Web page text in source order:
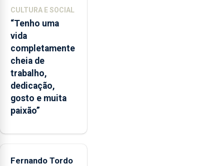
Flores
apresenta
um
“decréscimo
significativo”
da
CPUE
entre
e
CULTURA E SOCIAL
“Tenho uma
vida
completamente
cheia de
trabalho,
dedicação,
gosto e muita
paixão”
Fernando Tordo